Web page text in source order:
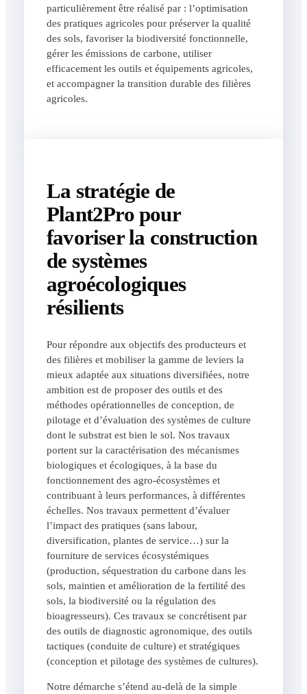
particulièrement être réalisé par : l’optimisation
des pratiques agricoles pour préserver la qualité
des sols, favoriser la biodiversité fonctionnelle,
gérer les émissions de carbone, utiliser
efficacement les outils et équipements agricoles,
et accompagner la transition durable des filières
agricoles.
La stratégie de
Plant2Pro pour
favoriser la construction
de systèmes
agroécologiques
résilients
Pour répondre aux objectifs des producteurs et
des filières et mobiliser la gamme de leviers la
mieux adaptée aux situations diversifiées, notre
ambition est de proposer des outils et des
méthodes opérationnelles de conception, de
pilotage et d’évaluation des systèmes de culture
dont le substrat est bien le sol. Nos travaux
portent sur la caractérisation des mécanismes
biologiques et écologiques, à la base du
fonctionnement des agro-écosystèmes et
contribuant à leurs performances, à différentes
échelles. Nos travaux permettent d’évaluer
l’impact des pratiques (sans labour,
diversification, plantes de service…) sur la
fourniture de services écosystémiques
(production, séquestration du carbone dans les
sols, maintien et amélioration de la fertilité des
sols, la biodiversité ou la régulation des
bioagresseurs). Ces travaux se concrétisent par
des outils de diagnostic agronomique, des outils
tactiques (conduite de culture) et stratégiques
(conception et pilotage des systèmes de cultures).
Notre démarche s’étend au-delà de la simple